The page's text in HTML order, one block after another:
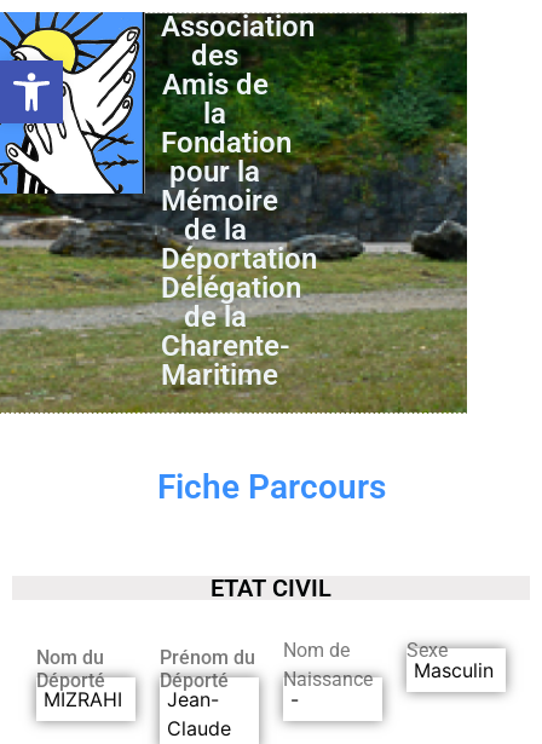
Ouvrir la barre d’outils
Association
des
Amis de
la
Fondation
pour la
Mémoire
de la
Déportation
Délégation
de la
Charente-
Maritime
Fiche Parcours
ETAT CIVIL
Nom du
Déporté
MIZRAHI
Prénom du
Déporté
Jean-
Claude
Nom de
Naissance
-
Sexe
Masculin